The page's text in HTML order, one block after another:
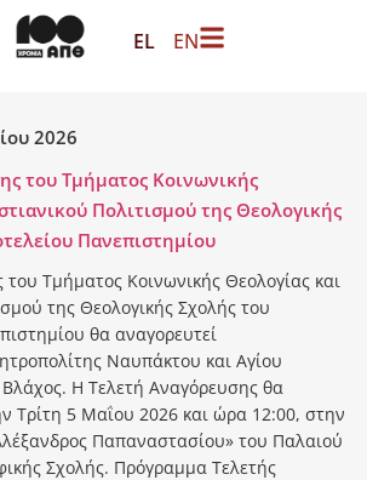
EL EN
2026
του Τμήματος Κοινωνικής
Πολιτισμού της Θεολογικής
Πανεπιστημίου
του Τμήματος Κοινωνικής Θεολογίας και
της Θεολογικής Σχολής του
θα αναγορευτεί
Ναυπάκτου και Αγίου
Βλάχος. Η Τελετή Αναγόρευσης θα
Τρίτη 5 Μαΐου 2026 και ώρα 12:00, στην
Παπαναστασίου» του Παλαιού
Σχολής. Πρόγραμμα Τελετής